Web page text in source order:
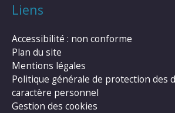
Liens
Accessibilité : non conforme
Plan du site
Mentions légales
Politique générale de protection des
caractère personnel
Gestion des cookies